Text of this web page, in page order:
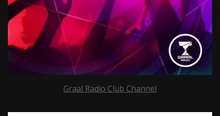
Graal Radio Club Channel